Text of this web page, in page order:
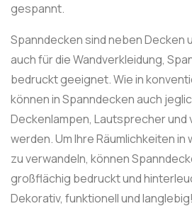
gespannt.
Spanndecken sind neben Decken
auch für die Wandverkleidung,
bedruckt geeignet. Wie in
können in Spanndecken auch
Deckenlampen, Lautsprecher und
werden. Um Ihre Räumlichkeiten
zu verwandeln, können
großflächig bedruckt und
Dekorativ, funktionell und langlebig!